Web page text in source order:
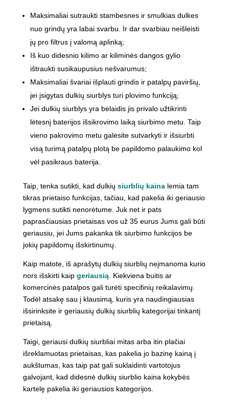
Maksimaliai sutraukti stambesnes ir smulkias dulkes
nuo grindų yra labai svarbu. Ir dar svarbiau neišleisti
jų pro filtrus į valomą aplinką;
Iš kuo didesnio kilimo ar kiliminės dangos gylio
ištraukti susikaupusius nešvarumus;
Maksimaliai švariai išplauti grindis ir patalpų paviršių,
jei įsigytas dulkių siurblys turi plovimo funkciją;
Jei dulkių siurblys yra belaidis jis privalo užtikrinti
lėtesnį baterijos išsikrovimo laiką siurbimo metu. Taip
vieno pakrovimo metu galėsite sutvarkyti ir išsiurbti
visą turimą patalpų plotą be papildomo palaukimo kol
vėl pasikraus baterija.
Taip, tenka sutikti, kad dulkių siurblių kainalemia tam
tikras prietaiso funkcijas, tačiau, kad pakelia iki geriausio
lygmens sutikti nenorėtume. Juk net ir pats
paprasčiausias prietaisas vos už 35 eurus Jums gali būti
geriausiu, jei Jums pakanka tik siurbimo funkcijos be
jokių papildomų išskirtinumų.
Kaip matote, iš aprašytų dulkių siurblių neįmanoma kurio
nors išskirti kaip geriausią. Kiekviena buitis ar
komercinės patalpos gali turėti specifinių reikalavimų.
Todėl atsakę sau į klausimą, kuris yra naudingiausias
išsirinksite ir geriausių dulkių siurblių kategorijai tinkantį
prietaisą.
Taigi, geriausi dulkių siurbliai mitas arba itin plačiai
išreklamuotas prietaisas, kas pakelia jo bazinę kainą į
aukštumas, kas taip pat gali suklaidinti vartotojus
galvojant, kad didesnė dulkių siurblio kaina kokybės
kartelę pakelia iki geriausios kategorijos.